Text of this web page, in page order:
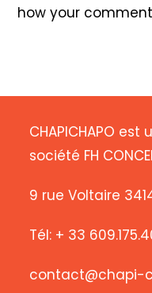
how your
CHAPICHAPO
société FH
9 rue Voltaire
Tél: + 33
contact@chapi-